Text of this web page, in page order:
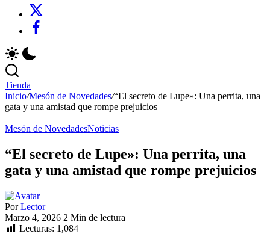
X
Facebook
Tienda
Inicio/Mesón de Novedades/“El secreto de Lupe»: Una perrita, una
gata y una amistad que rompe prejuicios
Mesón de NovedadesNoticias
“El secreto de Lupe»: Una perrita, una
gata y una amistad que rompe prejuicios
Por Lector
Marzo 4, 2026 2 Min de lectura
Lecturas: 1,084